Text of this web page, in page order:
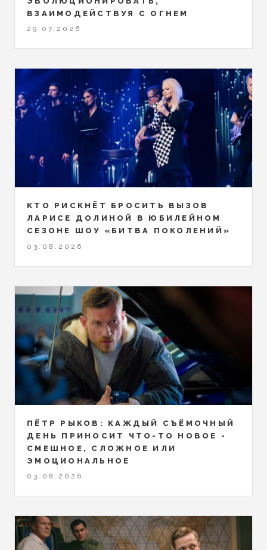
ВЗАИМОДЕЙСТВУЯ С ОГНЕМ
29.07.2026
КТО РИСКНЁТ БРОСИТЬ ВЫЗОВ
ЛАРИСЕ ДОЛИНОЙ В ЮБИЛЕЙНОМ
СЕЗОНЕ ШОУ «БИТВА ПОКОЛЕНИЙ»
03.08.2026
ПЁТР РЫКОВ: КАЖДЫЙ СЪЁМОЧНЫЙ
ДЕНЬ ПРИНОСИТ ЧТО-ТО НОВОЕ -
СМЕШНОЕ, СЛОЖНОЕ ИЛИ
ЭМОЦИОНАЛЬНОЕ
03.08.2026